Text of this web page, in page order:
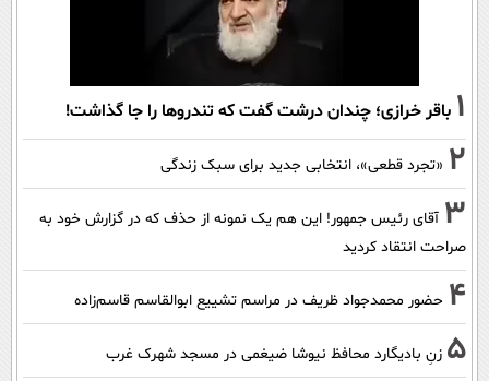
1 باقر خرازی؛ چندان درشت گفت که تندروها را جا گذاشت!
2 «تجرد قطعی»، انتخابی جدید برای سبک زندگی
3 آقای رئیس جمهور! این هم یک نمونه از حذف که در گزارش خود به
صراحت انتقاد کردید
4 حضور محمدجواد ظریف در مراسم تشییع ابوالقاسم قاسم‌زاده
5 زنِ بادیگارد محافظ نیوشا ضیغمی در مسجد شهرک غرب